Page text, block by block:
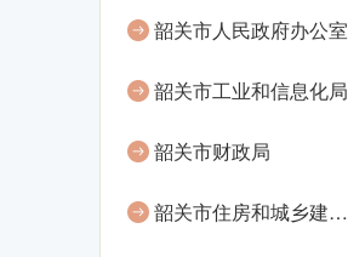
韶关市人民政府办公室
韶关市工业和信息化局
韶关市财政局
韶关市住房和城乡建设管理局